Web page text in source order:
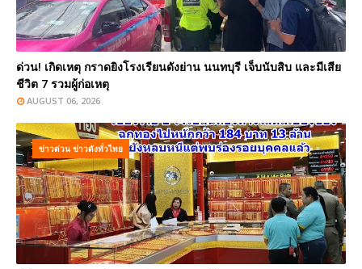
ด่วน! เกิดเหตุ กราดยิงโรงเรียนดังย่าน นนทบุรี เจ็บนับสิบ และมีเสีย
ชีวิต 7 รวมผู้ก่อเหตุ
AUGUST 06, 2026
ข่าวด่วน ข่าวดังทั่วไทย